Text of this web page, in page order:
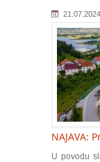
21.07.2024
NAJAVA:
U povodu